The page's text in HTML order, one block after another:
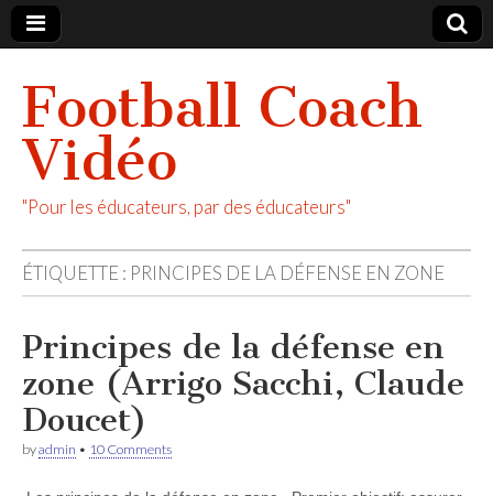
Football Coach
Vidéo
"Pour les éducateurs, par des éducateurs"
ÉTIQUETTE : PRINCIPES DE LA DÉFENSE EN ZONE
Principes de la défense en
zone (Arrigo Sacchi, Claude
Doucet)
byadmin • 10 Comments